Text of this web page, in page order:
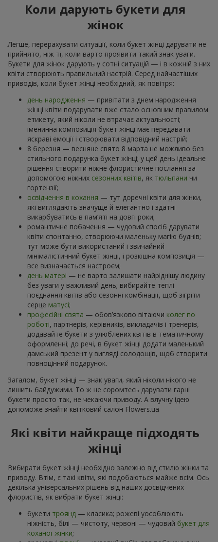
Коли дарують букети для
жінок
Легше, перерахувати ситуації, коли букет жінці дарувати не
прийнято, ніж ті, коли варто проявити такий знак уваги.
Букети для жінок дарують у сотні ситуацій — і в кожній з них
квіти створюють правильний настрій. Серед найчастіших
приводів, коли букет жінці необхідний, як повітря:
день народження — привітати з днем народження
жінці квіти подарувати вже стало основним правилом
етикету, який ніколи не втрачає актуальності;
іменинна композиція букет жінці має передавати
яскраві емоції і створювати відповідний настрій;
8 березня — весняне свято 8 марта не можливо без
стильного подарунка букет жінці; у цей день ідеальне
рішення створити ніжне флористичне послання за
допомогою ніжних сезонних квітів, як тюльпани чи
гортензії;
освідчення в кохання — тут доречні квіти для жінки,
які виглядають значуще й елегантно і здатні
викарбуватись в пам’яті на довгі роки;
романтичне побачення — чудовий спосіб дарувати
квіти спонтанно, створюючи маленьку магію буднів;
тут може бути використаний і звичайний
мінімалістичний букет жінці, і розкішна композиція —
все визначається настроєм;
день матері — не варто залишати найріднішу людину
без уваги у важливий день; вибирайте теплі
поєднання квітів або сезонні комбінації, щоб зігріти
серце матусі;
професійні свята — обов’язково вітаючи колег по
роботі, партнерів, керівників, викладачів і тренерів,
додавайте букети з улюблених квітів в тематичному
оформленні; до речі, в букет жінці додати маленький
дамський презент у вигляді солодощів, щоб створити
повноцінний подарунок.
Загалом, букет жінці — знак уваги, який ніколи нікого не
лишить байдужими. То ж не соромтесь дарувати гарні
букети просто так, не чекаючи приводу. А влучну ідею
допоможе знайти квітковий салон Flowers.ua
Які квіти найкраще підходять
жінці
Вибирати букет жінці необхідно залежно від стилю жінки та
приводу. Втім, є такі квіти, які подобаються майже всім. Ось
декілька універсальних рішень від наших досвідчених
флористів, як вибрати букет жінці:
букети троянд — класика; рожеві уособлюють
ніжність, білі — чистоту, червоні — чудовий букет для
коханої жінки;